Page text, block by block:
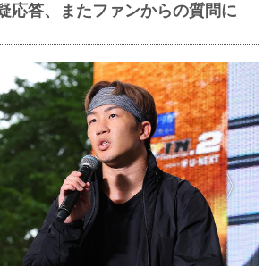
応答、またファンからの質問に